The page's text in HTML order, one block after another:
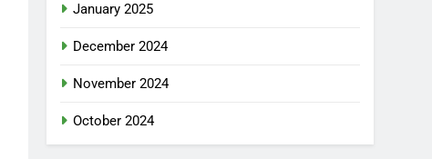
January 2025
December 2024
November 2024
October 2024